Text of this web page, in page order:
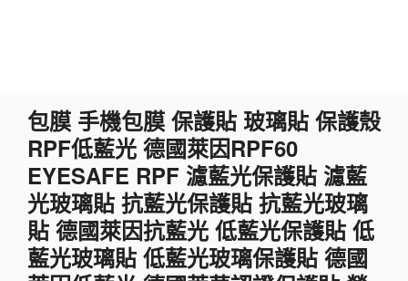
包膜 手機包膜 保護貼 玻璃貼 保護殼
RPF低藍光 德國萊因RPF60
EYESAFE RPF 濾藍光保護貼 濾藍
光玻璃貼 抗藍光保護貼 抗藍光玻璃
貼 德國萊因抗藍光 低藍光保護貼 低
藍光玻璃貼 低藍光玻璃保護貼 德國